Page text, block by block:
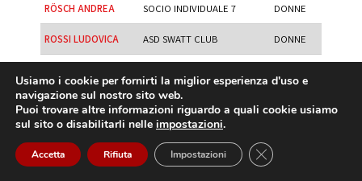
RÖSCH ANDREA SOCIO INDIVIDUALE 7 DONNE
ROSSI LUDOVICA ASD SWATT CLUB DONNE
ROTH SABINE CYCLING TEAM DORFEN
RUDELLA LISA ASD CICLI CANEVA
RUGGERI FEDERICA ASD G.S.SPORTISSIMO
Usiamo i cookie per fornirti la miglior esperienza d'uso e
navigazione sul nostro sito web.
Puoi trovare altre informazioni riguardo a quali cookie usiamo
sul sito o disabilitarli nelle impostazioni.
Accetta Rifiuta Impostazioni Close GDPR